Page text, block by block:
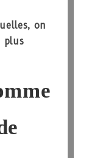
on
plus